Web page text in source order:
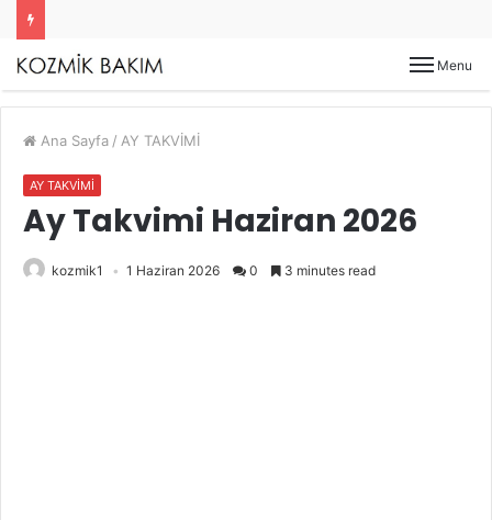
Menu
Ana Sayfa / AY TAKVİMİ
AY TAKVİMİ
Ay Takvimi Haziran 2026
kozmik1 1 Haziran 2026 0 3 minutes read